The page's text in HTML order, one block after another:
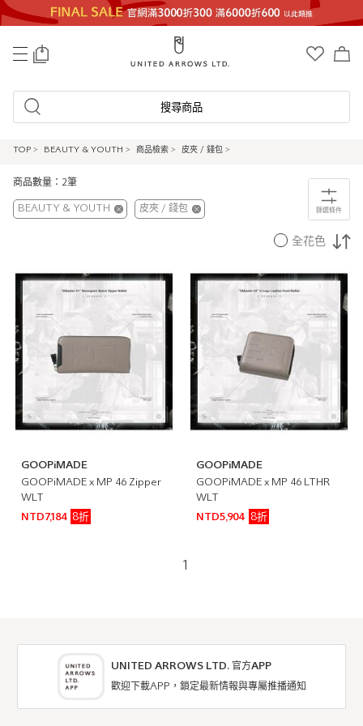
搜尋商品
TOP > BEAUTY & YOUTH > 商品檢索 > 皮夾 / 錢包 >
商品數量：2筆
篩選條件
BEAUTY & YOUTH 皮夾 / 錢包
全花色
GOOPiMADE
GOOPiMADE x MP 46 Zipper
WLT
NTD7,184
8折
GOOPiMADE
GOOPiMADE x MP 46 LTHR
WLT
NTD5,904
8折
1
UNITED ARROWS LTD. 官方APP
歡迎下載APP，鎖定最新情報與專屬推播通知